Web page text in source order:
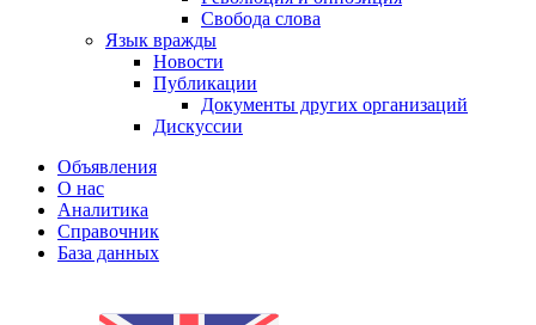
Свобода слова
Язык вражды
Новости
Публикации
Документы других организаций
Дискуссии
Объявления
О нас
Аналитика
Справочник
База данных